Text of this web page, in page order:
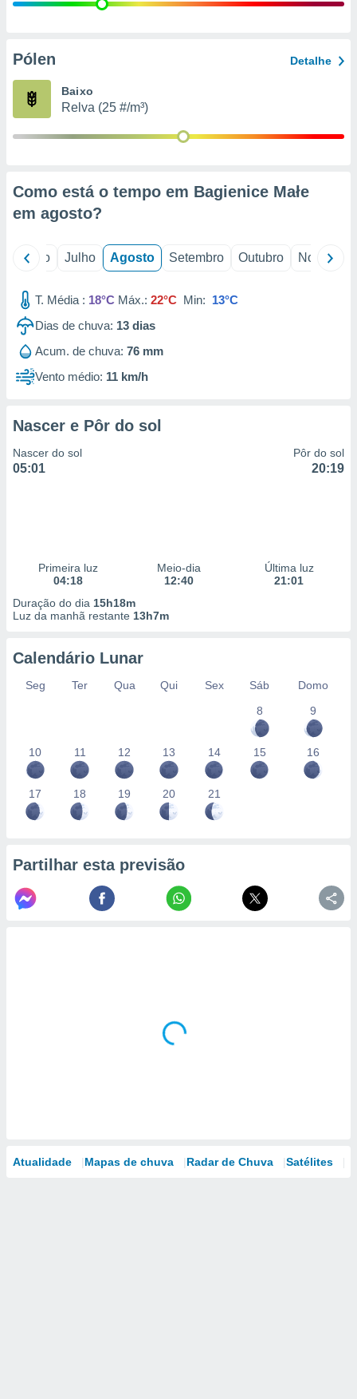
e
de
Pólen Detalhe
Baixo
Relva (25 #/m³)
Como está o tempo em Bagienice Małe
em agosto?
Junho Julho Agosto Setembro Outubro Novembro
T. Média : 18°C Máx.: 22°C Min: 13°C
Dias de chuva: 13 dias
Acum. de chuva: 76 mm
Vento médio: 11 km/h
Nascer e Pôr do sol
Nascer do sol
05:01
Pôr do sol
20:19
Primeira luz
04:18
Meio-dia
12:40
Última luz
21:01
Duração do dia 15h18m
Luz da manhã restante 13h7m
Calendário Lunar
Seg Ter Qua Qui Sex Sáb
Domo
8
9
10 11 12 13 14 15 16
17 18 19 20 21
Partilhar esta previsão
Atualidade Mapas de chuva Radar de Chuva Satélites